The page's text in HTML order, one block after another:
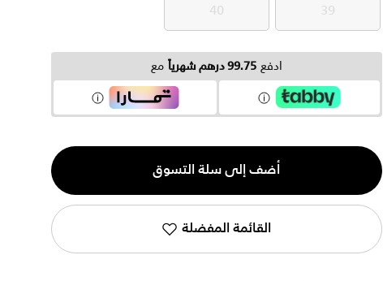
39
39
40
40
ادفع 99.75 درهم شهرياً مع
الكمية
1
أضف إلى سلة التسوق
القائمة المفضلة